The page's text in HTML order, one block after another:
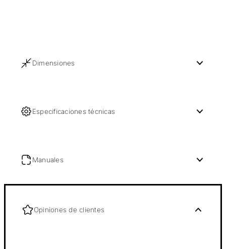
Dimensiones
Especificaciones técnicas
Manuales
Opiniones de clientes